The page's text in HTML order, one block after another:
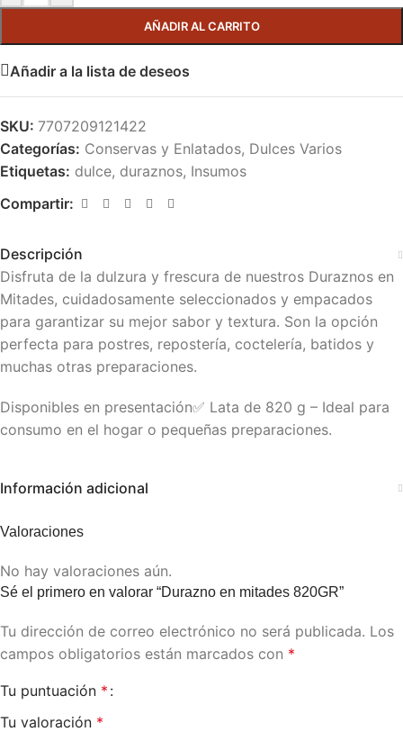
AÑADIR AL CARRITO
Añadir a la lista de deseos
SKU: 7707209121422
Categorías: Conservas y Enlatados, Dulces Varios
Etiquetas: dulce, duraznos, Insumos
Compartir:
Descripción
Disfruta de la dulzura y frescura de nuestros Duraznos en
Mitades, cuidadosamente seleccionados y empacados
para garantizar su mejor sabor y textura. Son la opción
perfecta para postres, repostería, coctelería, batidos y
muchas otras preparaciones.
Disponibles en presentación✅ Lata de 820 g – Ideal para
consumo en el hogar o pequeñas preparaciones.
Información adicional
Valoraciones
No hay valoraciones aún.
Sé el primero en valorar “Durazno en mitades 820GR”
Tu dirección de correo electrónico no será publicada. Los
campos obligatorios están marcados con *
Tu puntuación *
Tu valoración *